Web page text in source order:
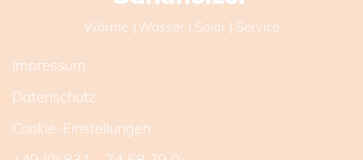
Impressum
Datenschutz
Cookie-Einstellungen